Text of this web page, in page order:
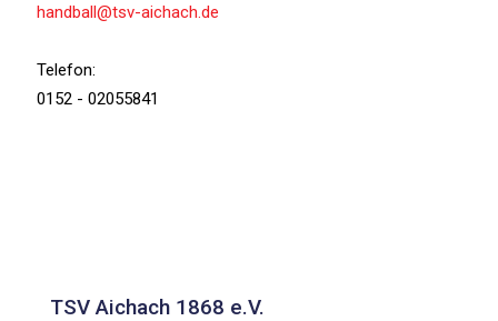
handball@tsv-aichach.de
Telefon:
0152 - 02055841
TSV Aichach 1868 e.V.